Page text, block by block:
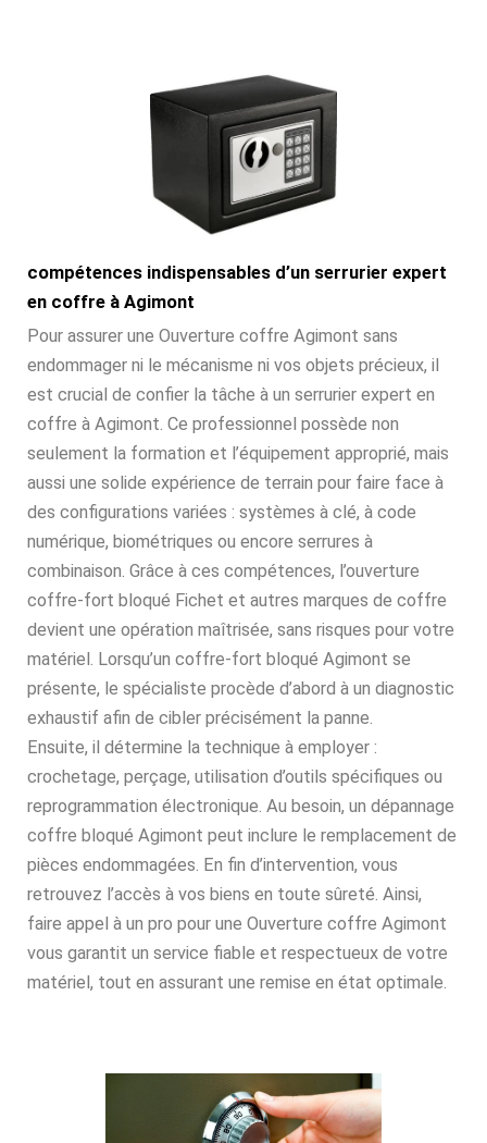
compétences indispensables d’un serrurier expert
en coffre à Agimont
Pour assurer une Ouverture coffre Agimont sans
endommager ni le mécanisme ni vos objets précieux, il
est crucial de confier la tâche à un serrurier expert en
coffre à Agimont. Ce professionnel possède non
seulement la formation et l’équipement approprié, mais
aussi une solide expérience de terrain pour faire face à
des configurations variées : systèmes à clé, à code
numérique, biométriques ou encore serrures à
combinaison. Grâce à ces compétences, l’ouverture
coffre-fort bloqué Fichet et autres marques de coffre
devient une opération maîtrisée, sans risques pour votre
matériel. Lorsqu’un coffre-fort bloqué Agimont se
présente, le spécialiste procède d’abord à un diagnostic
exhaustif afin de cibler précisément la panne.
Ensuite, il détermine la technique à employer :
crochetage, perçage, utilisation d’outils spécifiques ou
reprogrammation électronique. Au besoin, un dépannage
coffre bloqué Agimont peut inclure le remplacement de
pièces endommagées. En fin d’intervention, vous
retrouvez l’accès à vos biens en toute sûreté. Ainsi,
faire appel à un pro pour une Ouverture coffre Agimont
vous garantit un service fiable et respectueux de votre
matériel, tout en assurant une remise en état optimale.